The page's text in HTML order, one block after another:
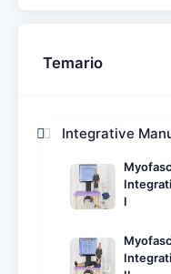
Temario
Integrative
I